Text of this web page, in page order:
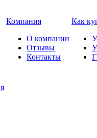
Компания
О компании
Отзывы
Контакты
Как